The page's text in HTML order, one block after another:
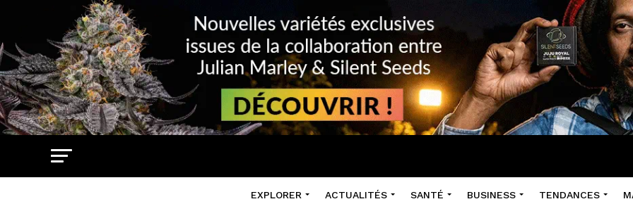
EXPLORER ACTUALITÉS SANTÉ BUSINESS TENDANCES